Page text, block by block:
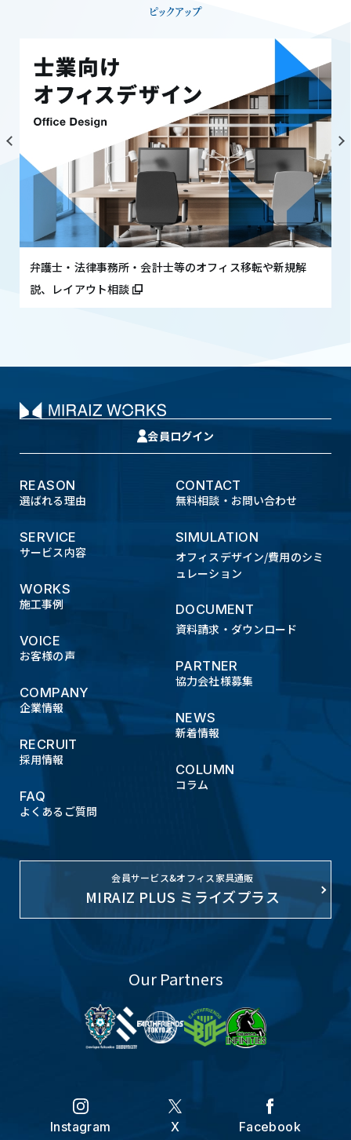
ピックアップ
弁護士・法律事務所・会計士等のオフィス移転や新規解
説、レイアウト相談
会員ログイン
REASON
選ばれる理由
SERVICE
サービス内容
WORKS
施工事例
VOICE
お客様の声
COMPANY
企業情報
RECRUIT
採用情報
FAQ
よくあるご質問
CONTACT
無料相談・お問い合わせ
SIMULATION
オフィスデザイン/費用のシミ
ュレーション
DOCUMENT
資料請求・ダウンロード
PARTNER
協力会社様募集
NEWS
新着情報
COLUMN
コラム
会員サービス&オフィス家具通販
MIRAIZ PLUS ミライズプラス
Our Partners
Instagram X Facebook